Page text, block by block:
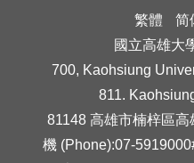
繁體 简
國立高雄大
700, Kaohsiung
811.
81148 高雄市楠梓區
機 (Phone):07-